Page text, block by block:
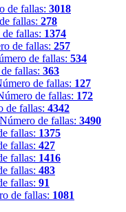
de fallas: 3018
fallas: 278
fallas: 1374
de fallas: 257
de fallas: 534
fallas: 363
de fallas: 127
de fallas: 172
de fallas: 4342
Número de fallas: 3490
fallas: 1375
fallas: 427
fallas: 1416
fallas: 483
fallas: 91
de fallas: 1081